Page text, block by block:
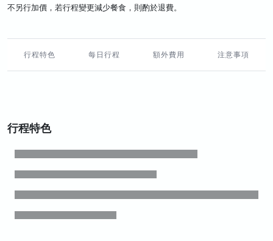
不另行加價，若行程變更減少餐食，則酌於退費。
行程特色 每日行程 額外費用 注意事項
行程特色